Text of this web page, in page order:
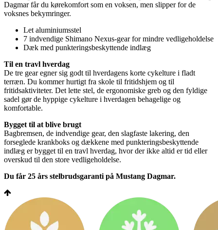
Dagmar får du kørekomfort som en voksen, men slipper for de
voksnes bekymringer.
Let aluminiumsstel
7 indvendige Shimano Nexus-gear for mindre vedligeholdelse
Dæk med punkteringsbeskyttende indlæg
Til en travl hverdag
De tre gear egner sig godt til hverdagens korte cykelture i fladt
terræn. Du kommer hurtigt fra skole til fritidshjem og til
fritidsaktiviteter. Det lette stel, de ergonomiske greb og den fyldige
sadel gør de hyppige cykelture i hverdagen behagelige og
komfortable.
Bygget til at blive brugt
Bagbremsen, de indvendige gear, den slagfaste lakering, den
forseglede krankboks og dækkene med punkteringsbeskyttende
indlæg er bygget til en travl hverdag, hvor der ikke altid er tid eller
overskud til den store vedligeholdelse.
Du får 25 års stelbrudsgaranti på Mustang Dagmar.